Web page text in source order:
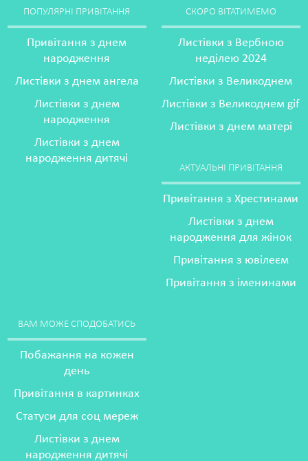
ПОПУЛЯРНІ ПРИВІТАННЯ
Привітання з днем
народження
Листівки з днем ангела
Листівки з днем
народження
Листівки з днем
народження дитячі
СКОРО ВІТАТИМЕМО
Листівки з Вербною
неділею 2024
Листівки з Великоднем
Листівки з Великоднем gif
Листівки з днем матері
АКТУАЛЬНІ ПРИВІТАННЯ
Привітання з Хрестинами
Листівки з днем
народження для жінок
Привітання з ювілеєм
Привітання з іменинами
ВАМ МОЖЕ СПОДОБАТИСЬ
Побажання на кожен
день
Привітання в картинках
Статуси для соц мереж
Листівки з днем
народження дитячі